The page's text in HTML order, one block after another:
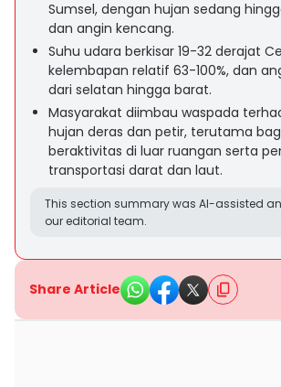
Sumsel, dengan hujan sedang
dan angin kencang.
Suhu udara berkisar 19-32 derajat
kelembapan relatif 63-100%, dan
dari selatan hingga barat.
Masyarakat diimbau waspada
hujan deras dan petir, terutama
beraktivitas di luar ruangan serta
transportasi darat dan laut.
This section summary was AI-assisted
our editorial team.
Share Article